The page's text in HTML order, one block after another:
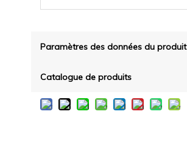
Paramètres des données du produit
Catalogue de produits